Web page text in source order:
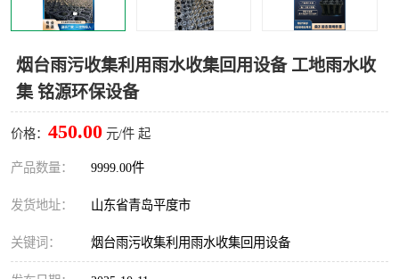
烟台雨污收集利用雨水收集回用设备 工地雨水收
集 铭源环保设备
价格： 450.00 元/件 起
产品数量： 9999.00件
发货地址： 山东省青岛平度市
关键词： 烟台雨污收集利用雨水收集回用设备
一体化泵闸
真空冲洗设备
水平自清洗格栅